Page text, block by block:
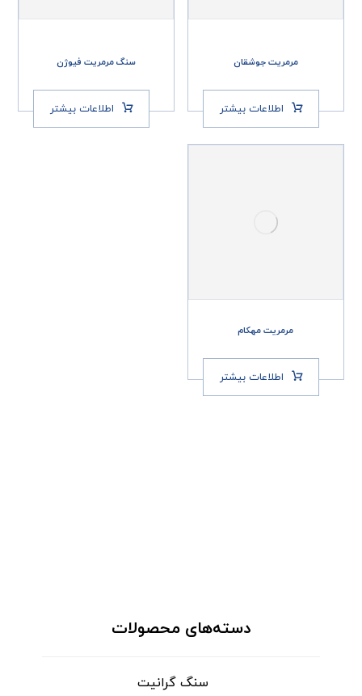
مرمریت جوشقان
اطلاعات بیشتر
سنگ مرمریت فیوژن
اطلاعات بیشتر
مرمریت مهکام
اطلاعات بیشتر
دسته‌های محصولات
سنگ گرانیت